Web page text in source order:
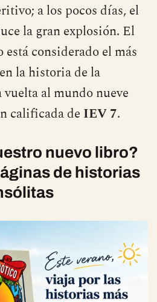
a los pocos días, el
la gran explosión. El
considerado el más
la historia de la
al mundo nueve
calificada de IEV 7.
nuevo libro?
de historias